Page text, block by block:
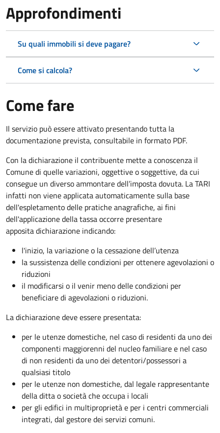
Approfondimenti
Su quali immobili si deve pagare?
Come si calcola?
Come fare
Il servizio può essere attivato presentando tutta la
documentazione prevista, consultabile in formato PDF.
Con la dichiarazione il contribuente mette a conoscenza il
Comune di quelle variazioni, oggettive o soggettive, da cui
consegue un diverso ammontare dell’imposta dovuta. La TARI
infatti non viene applicata automaticamente sulla base
dell'espletamento delle pratiche anagrafiche, ai fini
dell'applicazione della tassa occorre presentare
apposita dichiarazione indicando:
l'inizio, la variazione o la cessazione dell’utenza
la sussistenza delle condizioni per ottenere agevolazioni o
riduzioni
il modificarsi o il venir meno delle condizioni per
beneficiare di agevolazioni o riduzioni.
La dichiarazione deve essere presentata:
per le utenze domestiche, nel caso di residenti da uno dei
componenti maggiorenni del nucleo familiare e nel caso
di non residenti da uno dei detentori/possessori a
qualsiasi titolo
per le utenze non domestiche, dal legale rappresentante
della ditta o società che occupa i locali
per gli edifici in multiproprietà e per i centri commerciali
integrati, dal gestore dei servizi comuni.